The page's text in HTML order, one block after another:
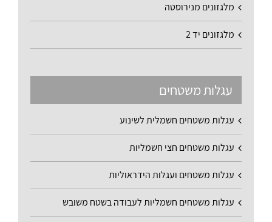
מלגזונים מנירוסטה
מלגזונים יד 2
עגלות משטחים
עגלות משטחים חשמלית לשינוע
עגלות משטחים חצי חשמליות
עגלות משטחים ועגלות הידראוליות
עגלות משטחים חשמליות לעבודה בשטח משובש